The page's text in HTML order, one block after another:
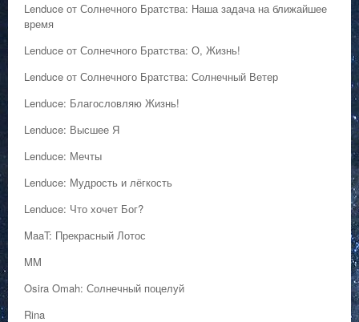
Lenduce от Солнечного Братства: Наша задача на ближайшее
время
Lenduce от Солнечного Братства: О, Жизнь!
Lenduce от Солнечного Братства: Солнечный Ветер
Lenduce: Благословляю Жизнь!
Lenduce: Высшее Я
Lenduce: Мечты
Lenduce: Мудрость и лёгкость
Lenduce: Что хочет Бог?
MaaT: Прекрасный Лотос
MM
Osira Omah: Солнечный поцелуй
Rina